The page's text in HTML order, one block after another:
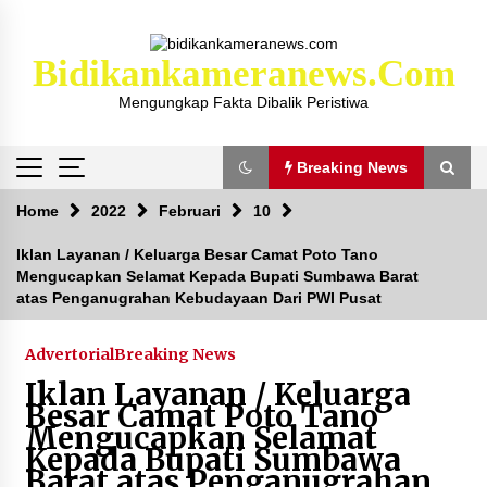
Bidikankameranews.com
Mengungkap Fakta Dibalik Peristiwa
Breaking News
Breaking News
Kejaksaan KSB Mulai Lidik Mafia Tanah Desa
Sekongkang Bawah
Kec. Plampang, Polres Sumbawa Pastikan
Proses Penyelidikan Berjalan Maksimal
4 minggu ago
Home 2022 Februari 10
Iklan Layanan / Keluarga Besar Camat Poto Tano
Mengucapkan Selamat Kepada Bupati Sumbawa Barat
atas Penganugrahan Kebudayaan Dari PWI Pusat
AdvertorialBreaking News
Iklan Layanan / Keluarga
Besar Camat Poto Tano
Mengucapkan Selamat
Kepada Bupati Sumbawa